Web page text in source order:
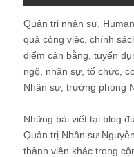
Quản trị nhân sự,
quả công việc, chính
điểm cân bằng, tuyển
ngộ, nhân sự, tổ chức,
Nhân sự, trưởng phòng
Những bài viết tại blog
Quản trị Nhân sự
thành viên khác trong